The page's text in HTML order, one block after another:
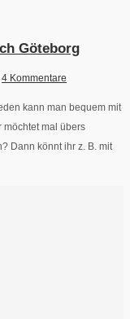
Göteborg
4 Kommentare
kann man bequem mit
möchtet mal übers
Dann könnt ihr z. B. mit